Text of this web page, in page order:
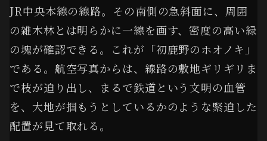
JR中央本線の線路。その南側の急斜面に、周囲
の雑木林とは明らかに一線を画す、密度の高い緑
の塊が確認できる。これが「初鹿野のホオノキ」
である。航空写真からは、線路の敷地ギリギリま
で枝が迫り出し、まるで鉄道という文明の血管
を、大地が掴もうとしているかのような緊迫した
配置が見て取れる。